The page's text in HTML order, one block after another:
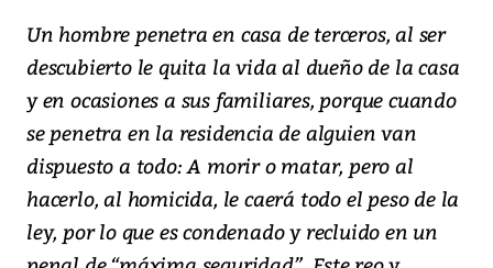
Un hombre penetra en casa de terceros, al ser
descubierto le quita la vida al dueño de la casa
y en ocasiones a sus familiares, porque cuando
se penetra en la residencia de alguien van
dispuesto a todo: A morir o matar, pero al
hacerlo, al homicida, le caerá todo el peso de la
ley, por lo que es condenado y recluido en un